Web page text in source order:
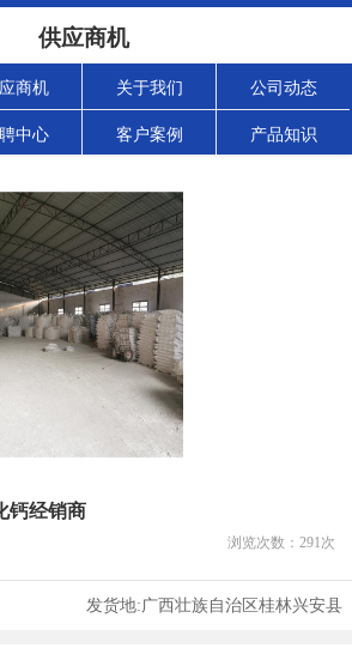
供应商机
商机 关于我们 公司动态
中心 客户案例 产品知识
钙经销商
浏览次数： 291次
发货地:广西壮族自治区桂林兴安县